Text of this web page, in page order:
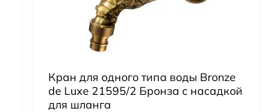
Кран для одного типа воды Bronze
de Luxe 21595/2 Бронза с насадкой
для шланга